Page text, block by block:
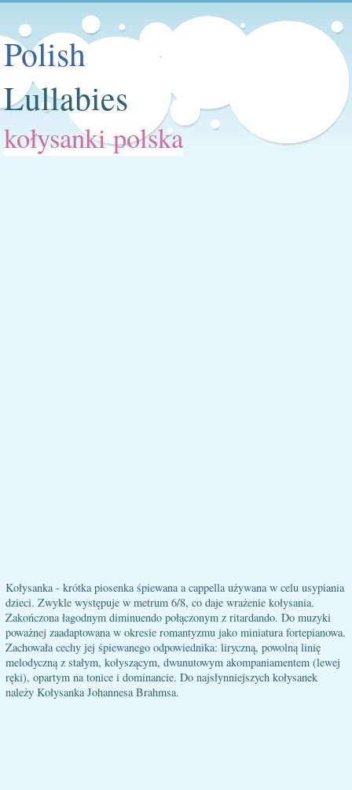
Polish
Lullabies
kołysanki polska
Kołysanka - krótka piosenka śpiewana a cappella używana w celu usypiania
dzieci. Zwykle występuje w metrum 6/8, co daje wrażenie kołysania.
Zakończona łagodnym diminuendo połączonym z ritardando. Do muzyki
poważnej zaadaptowana w okresie romantyzmu jako miniatura fortepianowa.
Zachowała cechy jej śpiewanego odpowiednika: liryczną, powolną linię
melodyczną z stałym, kołyszącym, dwunutowym akompaniamentem (lewej
ręki), opartym na tonice i dominancie. Do najsłynniejszych kołysanek
należy Kołysanka Johannesa Brahmsa.